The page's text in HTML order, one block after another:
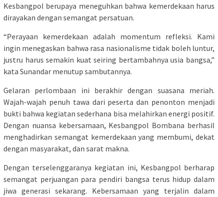
Kesbangpol berupaya meneguhkan bahwa kemerdekaan harus
dirayakan dengan semangat persatuan.
“Perayaan kemerdekaan adalah momentum refleksi. Kami
ingin menegaskan bahwa rasa nasionalisme tidak boleh luntur,
justru harus semakin kuat seiring bertambahnya usia bangsa,”
kata Sunandar menutup sambutannya.
Gelaran perlombaan ini berakhir dengan suasana meriah.
Wajah-wajah penuh tawa dari peserta dan penonton menjadi
bukti bahwa kegiatan sederhana bisa melahirkan energi positif.
Dengan nuansa kebersamaan, Kesbangpol Bombana berhasil
menghadirkan semangat kemerdekaan yang membumi, dekat
dengan masyarakat, dan sarat makna.
Dengan terselenggaranya kegiatan ini, Kesbangpol berharap
semangat perjuangan para pendiri bangsa terus hidup dalam
jiwa generasi sekarang. Kebersamaan yang terjalin dalam